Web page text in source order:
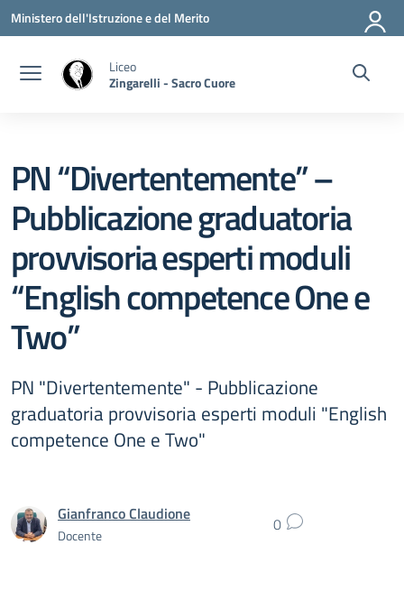
Vai ai contenuti
Vai al menu di navigazione
Vai al footer
Ministero dell'Istruzione e del Merito
Liceo
Zingarelli - Sacro Cuore
PN “Divertentemente” –
Pubblicazione graduatoria
provvisoria esperti moduli
“English competence One e
Two”
PN "Divertentemente" - Pubblicazione
graduatoria provvisoria esperti moduli "English
competence One e Two"
Gianfranco Claudione
Docente 0